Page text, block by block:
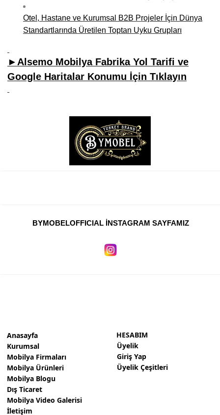
Otel, Hastane ve Kurumsal B2B Projeler İçin Dünya
Standartlarında Üretilen Toptan Uyku Grupları
►Alsemo Mobilya Fabrika Yol Tarifi ve
Google Haritalar Konumu İçin Tıklayın
BYMOBELOFFICIAL İNSTAGRAM SAYFAMIZ
Anasayfa
Kurumsal
Mobilya Firmaları
Mobilya Ürünleri
Mobilya Blogu
Dış Ticaret
Mobilya Video Galerisi
İletişim
HESABIM
Üyelik
Giriş Yap
Üyelik Çeşitleri